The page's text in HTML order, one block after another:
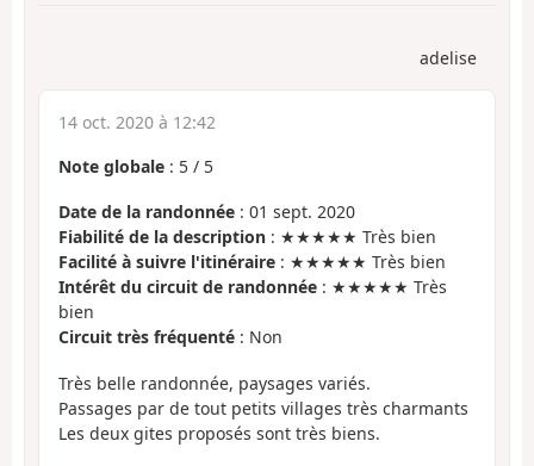
adelise
14 oct. 2020 à 12:42
Note globale : 5 / 5
Date de la randonnée : 01 sept. 2020
Fiabilité de la description : ★★★★★ Très bien
Facilité à suivre l'itinéraire : ★★★★★ Très bien
Intérêt du circuit de randonnée : ★★★★★ Très
bien
Circuit très fréquenté : Non
Très belle randonnée, paysages variés.
Passages par de tout petits villages très charmants
Les deux gites proposés sont très biens.